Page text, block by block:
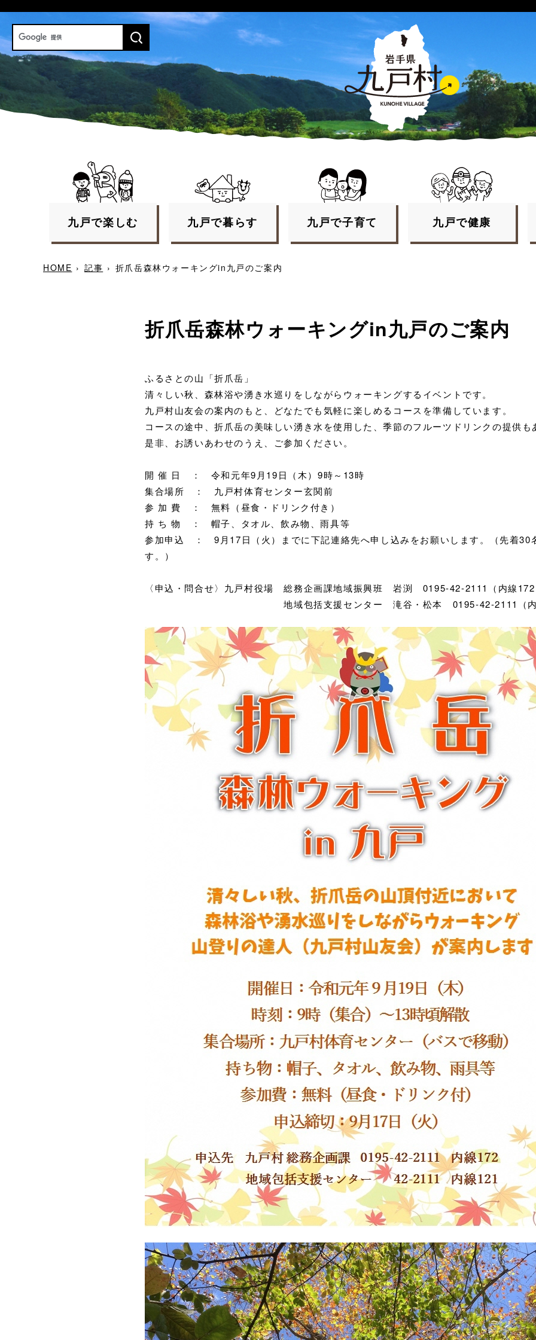
九戸で楽しむ 九戸で暮らす 九戸で子育て 九戸で健康
HOME › 記事 › 折爪岳森林ウォーキングin九戸のご案内
折爪岳森林ウォーキングin九戸のご案内
ふるさとの山「折爪岳」
清々しい秋、森林浴や湧き水巡りをしながらウォーキングするイベントです。
九戸村山友会の案内のもと、どなたでも気軽に楽しめるコースを準備しています。
コースの途中、折爪岳の美味しい湧き水を使用した、季節のフルーツドリンクの提供も
是非、お誘いあわせのうえ、ご参加ください。
開 催 日 ： 令和元年9月19日（木）9時～13時
集合場所 ： 九戸村体育センター玄関前
参 加 費 ： 無料（昼食・ドリンク付き）
持 ち 物 ： 帽子、タオル、飲み物、雨具等
参加申込 ： 9月17日（火）までに下記連絡先へ申し込みをお願いします。（先着30
す。）
〈申込・問合せ〉九戸村役場 総務企画課地域振興班 岩渕 0195-42-2111（内線172
地域包括支援センター 滝谷・松本 0195-42-2111（内線